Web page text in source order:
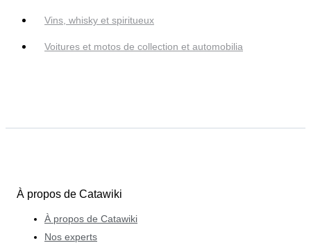
Vins, whisky et spiritueux
Voitures et motos de collection et automobilia
À propos de Catawiki
À propos de Catawiki
Nos experts